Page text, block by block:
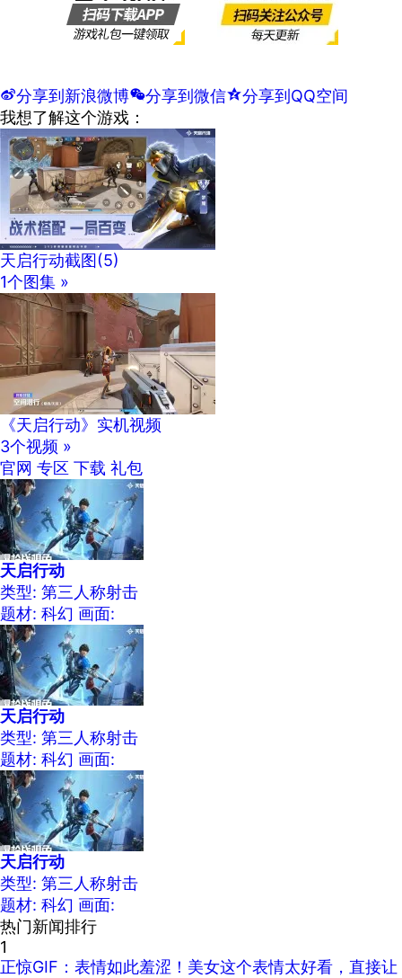
t分享到新浪微博w分享到微信z分享到QQ空间
我想了解这个游戏：
天启行动截图 (5)
1个图集 »
《天启行动》实机视频
3个视频 »
官网 专区 下载 礼包
天启行动
类型: 第三人称射击
题材: 科幻 画面:
天启行动
类型: 第三人称射击
题材: 科幻 画面:
天启行动
类型: 第三人称射击
题材: 科幻 画面:
热门新闻排行
1
正惊GIF：表情如此羞涩！美女这个表情太好看，直接让